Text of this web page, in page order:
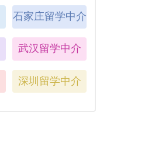
石家庄留学中介
武汉留学中介
深圳留学中介